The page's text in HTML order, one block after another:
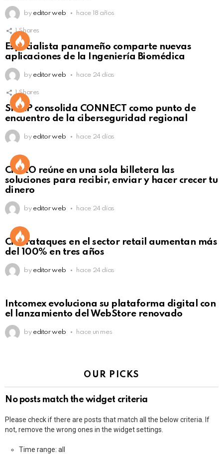
by editor web hace 18 años
Not Safe For Work
Click to view this post
1 Shares
Especialista panameño comparte nuevas
aplicaciones de la Ingeniería Biomédica
by editor web hace 24 días
Not Safe For Work
Click to view this post
1 Shares
SISAP consolida CONNECT como punto de
encuentro de la ciberseguridad regional
by editor web hace 24 días
Not Safe For Work
Click to view this post
CiNKO reúne en una sola billetera las
soluciones para recibir, enviar y hacer crecer tu
dinero
by editor web hace 24 días
Ciberataques en el sector retail aumentan más
del 100% en tres años
by editor web hace 24 días
Intcomex evoluciona su plataforma digital con
el lanzamiento del WebStore renovado
by editor web hace un mes
OUR PICKS
No posts match the widget criteria
Please check if there are posts that match all the below criteria. If
not, remove the wrong ones in the widget settings.
Time range: all